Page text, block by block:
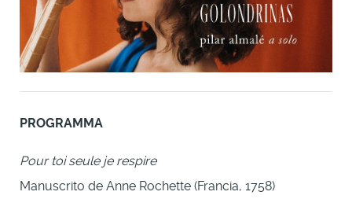
PROGRAMMA
Pour toi seule je respire
Manuscrito de Anne Rochette (Francia, 1758)